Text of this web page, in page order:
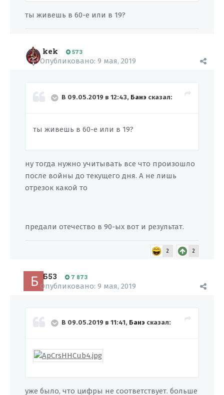
ты живешь в 60-е или в 19?
kek 573
Опубликовано: 9 мая, 2019
В 09.05.2019 в 12:43, Банэ сказал:
ты живешь в 60-е или в 19?
ну тогда нужно учитывать все что произошло
после войны до текущего дня. А не лишь
отрезок какой то
предали отечество в 90-ых вот и результат.
2 2
Б53 7 873
Опубликовано: 9 мая, 2019
В 09.05.2019 в 11:41, Банэ сказал:
уже было, что цифры не соответствует. больше